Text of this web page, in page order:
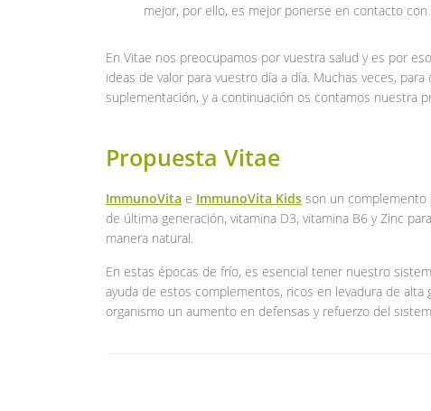
mejor, por ello, es mejor ponerse en contacto
En Vitae nos preocupamos por vuestra salud y es por
ideas de valor para vuestro día a día. Muchas veces,
suplementación, y a continuación os contamos nuestra
Propuesta Vitae
ImmunoVita e ImmunoVita Kids son un complemento
de última generación, vitamina D3, vitamina B6 y Zinc
manera natural.
En estas épocas de frío, es esencial tener nuestro
ayuda de estos complementos, ricos en levadura de
organismo un aumento en defensas y refuerzo del